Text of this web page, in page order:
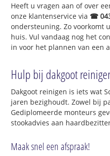
Heeft u vragen aan of over
onze klantenservice via ☎
ondersteuning. Zo voorkomt
huis. Vul vandaag nog het
in voor het plannen van een
Hulp bij dakgoot
Dakgoot reinigen is iets wat
jaren bezighoudt. Zowel bij
Gediplomeerde monteurs
stookadvies aan
Maak snel een afspraak!